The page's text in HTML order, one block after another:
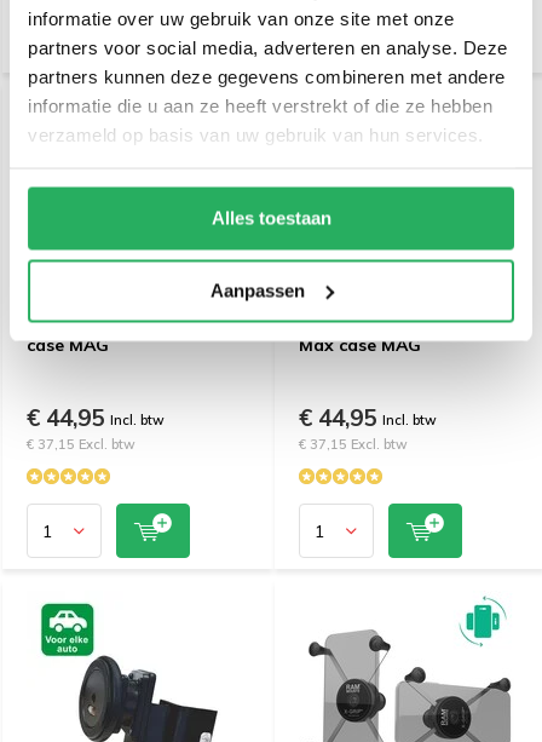
informatie over uw gebruik van onze site met onze
partners voor social media, adverteren en analyse. Deze
partners kunnen deze gegevens combineren met andere
informatie die u aan ze heeft verstrekt of die ze hebben
verzameld op basis van uw gebruik van hun services.
Alles toestaan
Aanpassen
Quad Lock iPhone 16 Pro
case MAG
€ 44,95 Incl. btw
€ 37,15 Excl. btw
Quad Lock iPhone 16 Pro
Max case MAG
€ 44,95 Incl. btw
€ 37,15 Excl. btw